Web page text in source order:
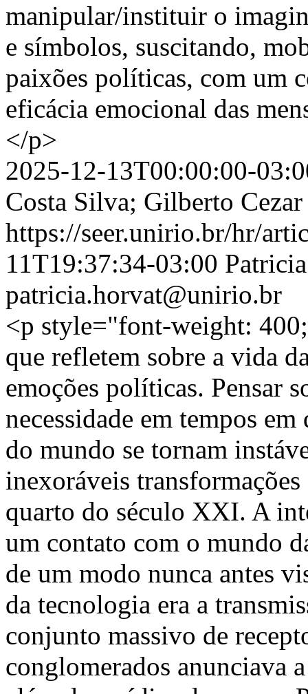
manipular/instituir o
e símbolos, suscitando,
paixões políticas, com um
eficácia emocional das
</p>
2025-12-13T00:00:00-
Costa Silva; Gilberto
https://seer.unirio.br/hr/
11T19:37:34-03:00
patricia.horvat@unirio.br
<p style="font-weight:
que refletem sobre a vida
emoções políticas. Pensar
necessidade em tempos
do mundo se tornam
inexoráveis
quarto do século XXI. A
um contato com o mundo
de um modo nunca antes
da tecnologia era a
conjunto massivo de
conglomerados anunciava